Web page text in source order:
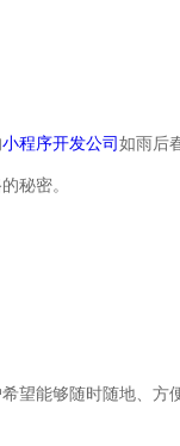
小程序开发公司如雨后
秘密。
望能够随时随地、方